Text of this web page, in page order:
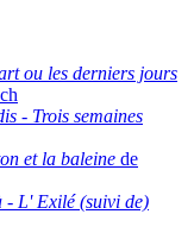
ou les derniers jours
- Trois semaines
et la baleine de
- L' Exilé (suivi de)